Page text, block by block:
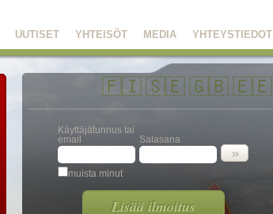
YHTEYSTIEDOT
MEDIA
YHTEISÖT
UUTISET
🇫🇮🇸🇪🇬🇧🇪🇪
Käyttäjätunnus tai
email
Salasana
muista minut
Lisää ilmoitus